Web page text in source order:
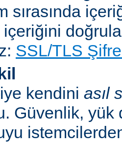
sırasında
SSL/TLS
kendini asıl
Güvenlik, yük